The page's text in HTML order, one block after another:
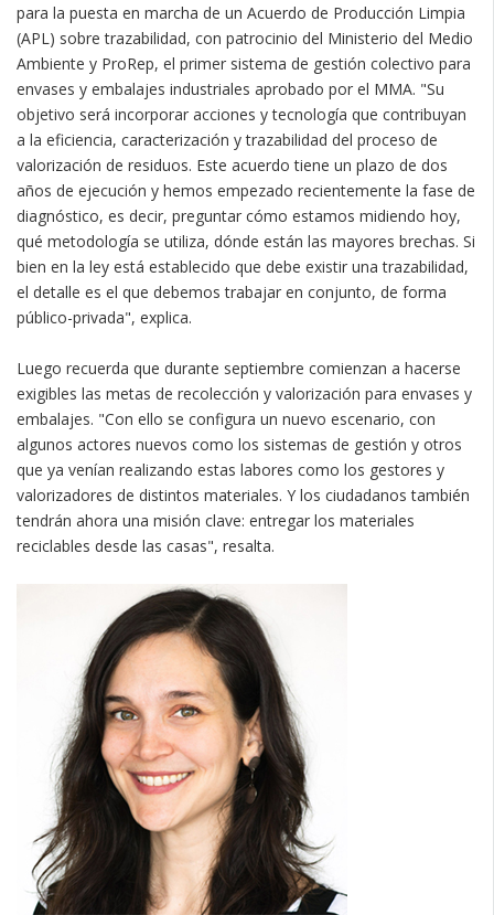
para la puesta en marcha de un Acuerdo de Producción Limpia
(APL) sobre trazabilidad, con patrocinio del Ministerio del Medio
Ambiente y ProRep, el primer sistema de gestión colectivo para
envases y embalajes industriales aprobado por el MMA. "Su
objetivo será incorporar acciones y tecnología que contribuyan
a la eficiencia, caracterización y trazabilidad del proceso de
valorización de residuos. Este acuerdo tiene un plazo de dos
años de ejecución y hemos empezado recientemente la fase de
diagnóstico, es decir, preguntar cómo estamos midiendo hoy,
qué metodología se utiliza, dónde están las mayores brechas. Si
bien en la ley está establecido que debe existir una trazabilidad,
el detalle es el que debemos trabajar en conjunto, de forma
público-privada", explica.
Luego recuerda que durante septiembre comienzan a hacerse
exigibles las metas de recolección y valorización para envases y
embalajes. "Con ello se configura un nuevo escenario, con
algunos actores nuevos como los sistemas de gestión y otros
que ya venían realizando estas labores como los gestores y
valorizadores de distintos materiales. Y los ciudadanos también
tendrán ahora una misión clave: entregar los materiales
reciclables desde las casas", resalta.